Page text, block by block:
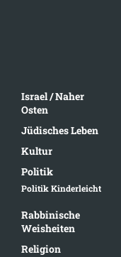
Israel / Naher
Osten
Jüdisches Leben
Kultur
Politik
Politik Kinderleicht
Rabbinische
Weisheiten
Religion